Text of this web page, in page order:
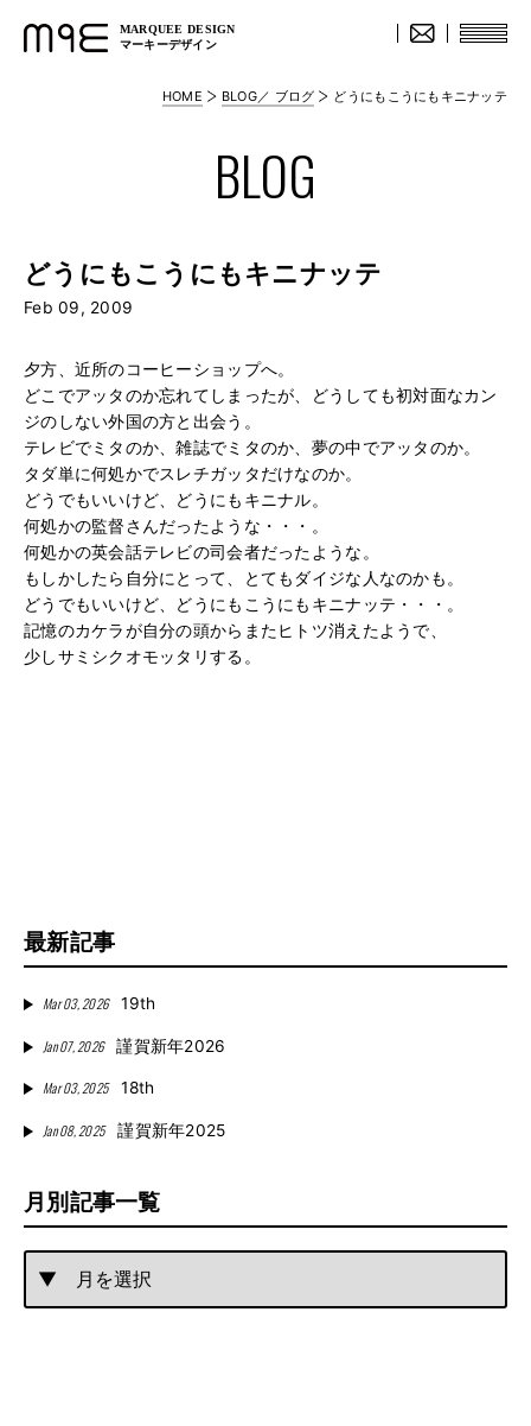
MARQUEE DESIGN
マーキーデザイン
HOME BLOG／ ブログ どうにもこうにもキニナッテ
BLOG
どうにもこうにもキニナッテ
Feb 09, 2009
夕方、近所のコーヒーショップへ。
どこでアッタのか忘れてしまったが、どうしても初対面なカン
ジのしない外国の方と出会う。
テレビでミタのか、雑誌でミタのか、夢の中でアッタのか。
タダ単に何処かでスレチガッタだけなのか。
どうでもいいけど、どうにもキニナル。
何処かの監督さんだったような・・・。
何処かの英会話テレビの司会者だったような。
もしかしたら自分にとって、とてもダイジな人なのかも。
どうでもいいけど、どうにもこうにもキニナッテ・・・。
記憶のカケラが自分の頭からまたヒトツ消えたようで、
少しサミシクオモッタリする。
最新記事
Mar 03, 2026 19th
Jan 07, 2026 謹賀新年2026
Mar 03, 2025 18th
Jan 08, 2025 謹賀新年2025
月別記事一覧